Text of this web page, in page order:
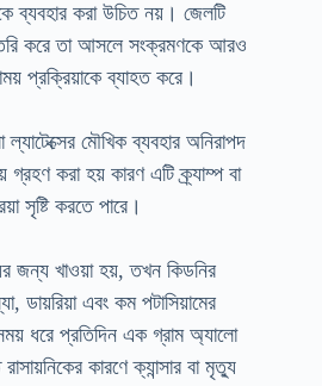
ব্যবহার করা উচিত নয়। জেলটি
করে তা আসলে সংক্রমণকে আরও
প্রক্রিয়াকে ব্যাহত করে।
ল্যাটেক্সের মৌখিক ব্যবহার অনিরাপদ
গ্রহণ করা হয় কারণ এটি ক্র্যাম্প বা
সৃষ্টি করতে পারে।
জন্য খাওয়া হয়, তখন কিডনির
ডায়রিয়া এবং কম পটাসিয়ামের
ধরে প্রতিদিন এক গ্রাম অ্যালো
কারণে ক্যান্সার বা মৃত্যু